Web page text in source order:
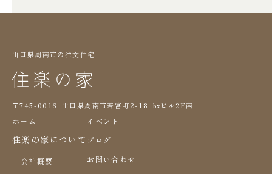
山口県周南市の注文住宅
〒745-0016 山口県周南市若宮町2-18 bxビル2F南
ホーム
住楽の家について
会社概要
イベント
ブログ
お問い合わせ